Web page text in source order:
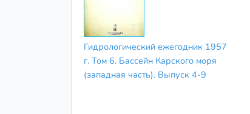
Гидрологический ежегодник 1957
г. Том 6. Бассейн Карского моря
(западная часть). Выпуск 4-9